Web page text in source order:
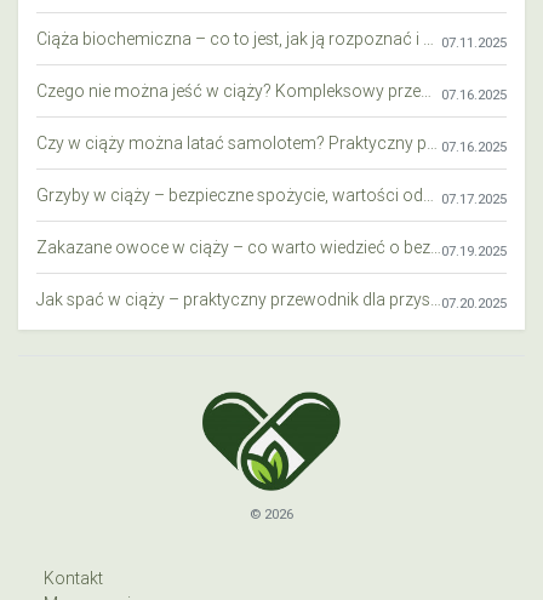
07.11.2025
07.16.2025
07.16.2025
07.17.2025
07.19.2025
07.20.2025
© 2026
Kontakt